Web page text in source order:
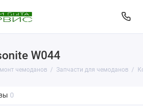
W044
чемоданов Запчасти для чемоданов
0